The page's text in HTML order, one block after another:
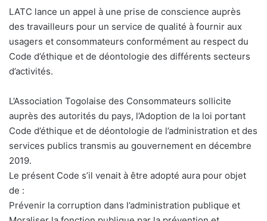
LATC lance un appel à une prise de conscience auprès
des travailleurs pour un service de qualité à fournir aux
usagers et consommateurs conformément au respect du
Code d’éthique et de déontologie des différents secteurs
d’activités.
L’Association Togolaise des Consommateurs sollicite
auprès des autorités du pays, l’Adoption de la loi portant
Code d’éthique et de déontologie de l’administration et des
services publics transmis au gouvernement en décembre
2019.
Le présent Code s’il venait à être adopté aura pour objet
de :
Prévenir la corruption dans l’administration publique et